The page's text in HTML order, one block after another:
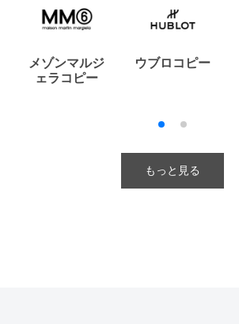
メゾンマルジ
ェラコピー
ウブロコピー
もっと見る